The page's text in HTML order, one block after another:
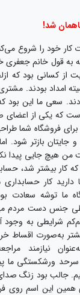
شد!
کار خود را شروع
به قول خانم
از کسانی بود که
امداد بودند.
سعی ما این بود
که یکی از
فروشگاه شما
و جایتان بازتر
هیچ جایی پیدا
کار بیشتر شد،
کار حسابداری
ما توشه سعادت
جنس دست مردم
شرایطی به
به‌صورت اقساط
نیازمند
ورشکستگی ما
جالب بود زنگ
همین این اسم روی